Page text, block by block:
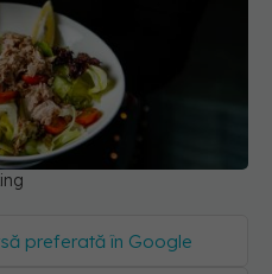
preferată în Google